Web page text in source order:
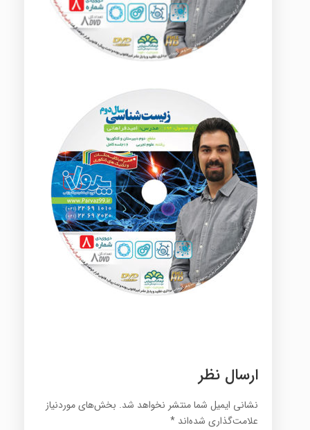
ارسال نظر
نشانی ایمیل شما منتشر نخواهد شد. بخش‌های موردنیاز
علامت‌گذاری شده‌اند *